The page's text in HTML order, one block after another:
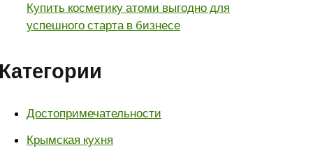
Купить косметику атоми выгодно для
успешного старта в бизнесе
Категории
Достопримечательности
Крымская кухня